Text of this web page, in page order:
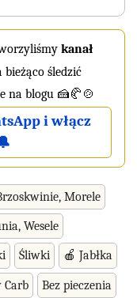
kanał
śledzić
na blogu 🍰🥐🍲
i włącz
Morele
Wesele
Śliwki 🍎 Jabłka
Carb Bez pieczenia